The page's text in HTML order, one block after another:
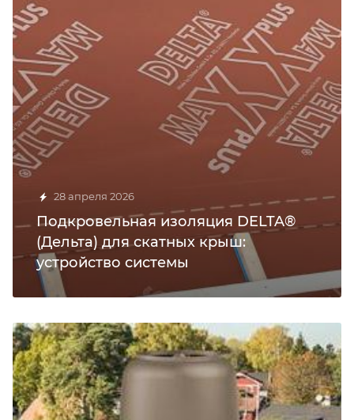
28 апреля 2026
Подкровельная изоляция DELTA®
(Дельта) для скатных крыш:
устройство системы